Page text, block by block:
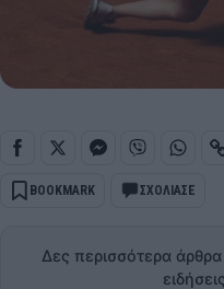
BOOKMARK ΣΧΟΛΙΑΣΕ
Δες περισσότερα